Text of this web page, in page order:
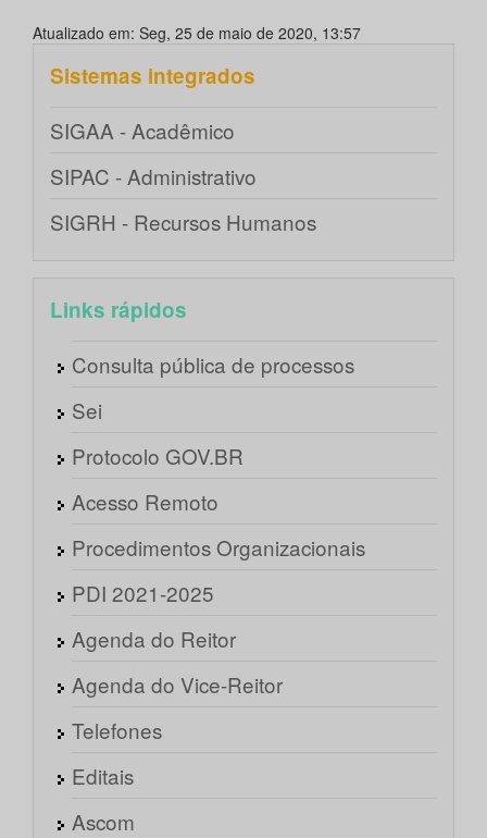
Atualizado em: Seg, 25 de maio de 2020, 13:57
Sistemas integrados
SIGAA - Acadêmico
SIPAC - Administrativo
SIGRH - Recursos Humanos
Links rápidos
Consulta pública de processos
Sei
Protocolo GOV.BR
Acesso Remoto
Procedimentos Organizacionais
PDI 2021-2025
Agenda do Reitor
Agenda do Vice-Reitor
Telefones
Editais
Ascom